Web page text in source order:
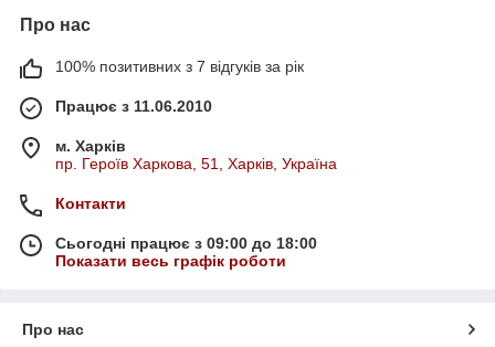
Про нас
100% позитивних з 7 відгуків за рік
Працює з 11.06.2010
м. Харків
пр. Героїв Харкова, 51, Харків, Україна
Контакти
Сьогодні працює з 09:00 до 18:00
Показати весь графік роботи
Про нас